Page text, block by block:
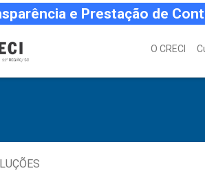
e Prestação de
O CRECI